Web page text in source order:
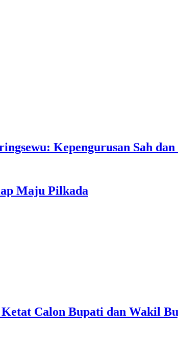
Kepengurusan Sah
Maju Pilkada
Calon Bupati dan Wakil